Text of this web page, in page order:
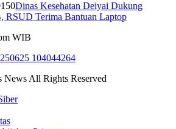
Dinas Kesehatan Deiyai Dukung
RSUD Terima Bantuan Laptop
WIB
News All Rights Reserved